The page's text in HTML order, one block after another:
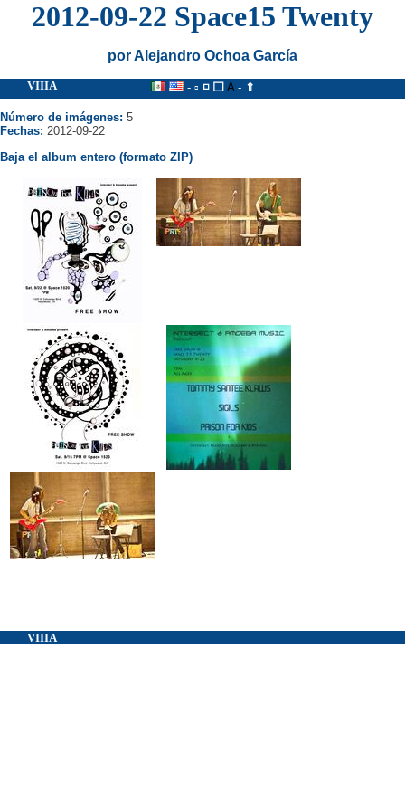
2012-09-22 Space15 Twenty
por Alejandro Ochoa García
VIIIA - ▫ ◽ ⬜ A- ⇑
Número de imágenes: 5
Fechas: 2012-09-22
Baja el album entero (formato ZIP)
VIIIA